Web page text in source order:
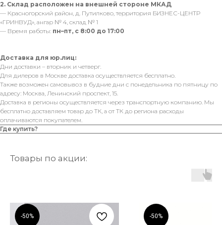
2. Склад расположен на внешней стороне МКАД
— Красногорский район, д. Путилково, территория БИЗНЕС-ЦЕНТР
«ГРИНВУД», ангар № 4, склад № 1
— Время работы: пн–пт, с 8:00 до 17:00
Доставка для юр.лиц:
Дни доставки – вторник и четверг.
Для дилеров в Москве доставка осуществляется бесплатно.
Также возможен самовывоз в будние дни с понедельника по пятницу по
адресу: Москва, Ленинский проспект, 15.
Доставка в регионы осуществляется через транспортную компанию. Мы
бесплатно доставляем товар до ТК, а от ТК до региона расходы
оплачиваются покупателем.
Где купить?
Товары по акции:
-50% -50%